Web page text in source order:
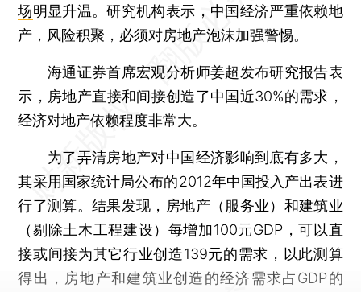
场明显升温。研究机构表示，中国经济严重依赖地
产，风险积聚，必须对房地产泡沫加强警惕。
海通证券首席宏观分析师姜超发布研究报告表
示，房地产直接和间接创造了中国近30%的需求，
经济对地产依赖程度非常大。
为了弄清房地产对中国经济影响到底有多大，
其采用国家统计局公布的2012年中国投入产出表进
行了测算。结果发现，房地产（服务业）和建筑业
（剔除土木工程建设）每增加100元GDP，可以直
接或间接为其它行业创造139元的需求，以此测算
得出，房地产和建筑业创造的经济需求占GDP的